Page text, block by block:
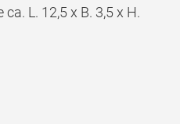
L. 12,5 x B. 3,5 x H.